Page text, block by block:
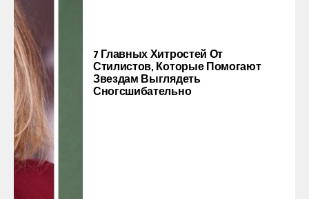
7 Главных Хитростей От
Стилистов, Которые Помогают
Звездам Выглядеть
Сногсшибательно